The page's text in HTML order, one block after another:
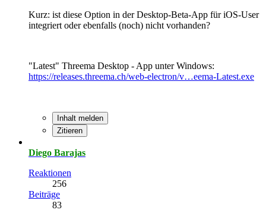
Kurz: ist diese Option in der Desktop-Beta-App für iOS-User
integriert oder ebenfalls (noch) nicht vorhanden?
"Latest" Threema Desktop - App unter Windows:
https://releases.threema.ch/web-electron/v…eema-Latest.exe
Inhalt melden
Zitieren
Diego Barajas
Reaktionen
256
Beiträge
83